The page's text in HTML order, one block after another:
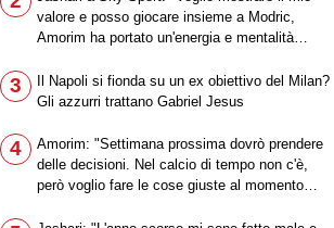
valore e posso giocare insieme a Modric,
Amorim ha portato un'energia e mentalità
3
Il Napoli si fionda su un ex obiettivo del Milan?
Gli azzurri trattano Gabriel Jesus
4
Amorim: "Settimana prossima dovrò prendere
delle decisioni. Nel calcio di tempo non c'è,
però voglio fare le cose giuste al momento